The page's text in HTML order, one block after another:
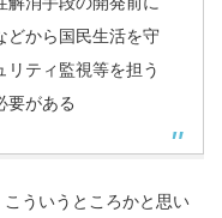
どから国民生活を守
リティ監視等を担う
要がある
ういうところかと思い